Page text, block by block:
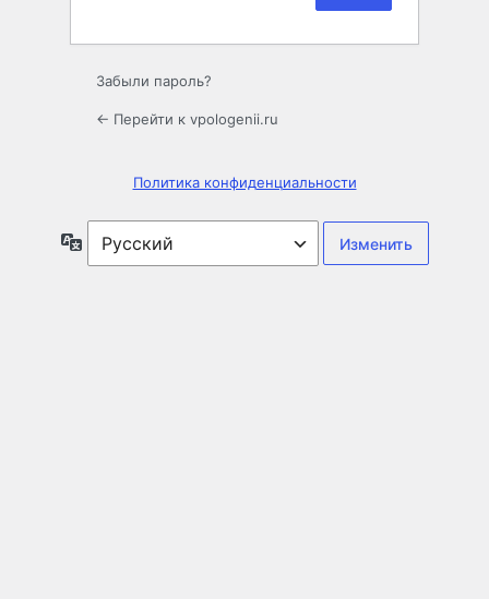
Забыли пароль?
← Перейти к vpologenii.ru
Политика конфиденциальности
Язык